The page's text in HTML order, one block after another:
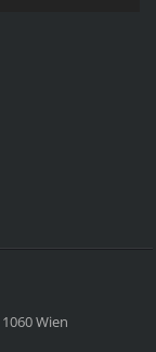
1060 Wien